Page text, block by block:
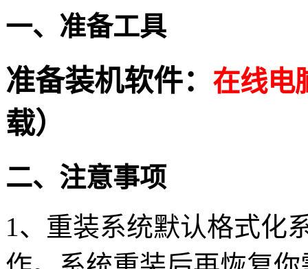
一、准备工具
准备装机软件： 在线电
载）
二、注意事项
1 、重装系统默认格式化